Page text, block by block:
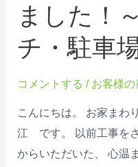
ました！
チ・駐車
コメントする / お客様の
こんにちは。 お家ま
江 です。 以前工事を
からいただいた、 心温
ー
ジ
を
だ
き
ま